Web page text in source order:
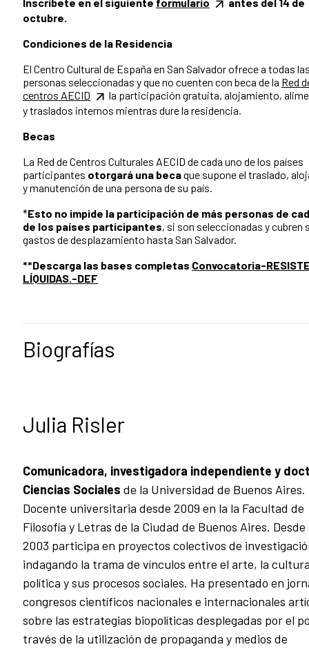
octubre.
Condiciones de la Residencia
El Centro Cultural de España en San Salvador ofrece a todas
personas seleccionadas y que no cuenten con beca de la Red
centros AECID
la participación gratuita, alojamiento,
y traslados internos mientras dure la residencia.
Becas
La Red de Centros Culturales AECID de cada uno de los países
participantes otorgará una becaque supone el traslado,
y manutención de una persona de su país.
*Esto no impide la participación de más personas de
de los países participantes, si son seleccionadas y cubren
gastos de desplazamiento hasta San Salvador.
**Descarga las bases completas Convocatoria-
LÍQUIDAS.-DEF
Biografías
Julia Risler
Comunicadora, investigadora independiente y
Ciencias Sociales de la Universidad de Buenos Aires.
Docente universitaria desde 2009 en la la Facultad de
Filosofía y Letras de la Ciudad de Buenos Aires. Desde
2003 participa en proyectos colectivos de
indagando la trama de vínculos entre el arte, la
política y sus procesos sociales. Ha presentado en
congresos científicos nacionales e internacionales
sobre las estrategias biopolíticas desplegadas por el
través de la utilización de propaganda y medios de